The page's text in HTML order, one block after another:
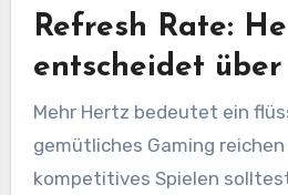
Refresh Rate:
entscheidet
Mehr Hertz bedeutet ein
gemütliches Gaming reichen
kompetitives Spielen